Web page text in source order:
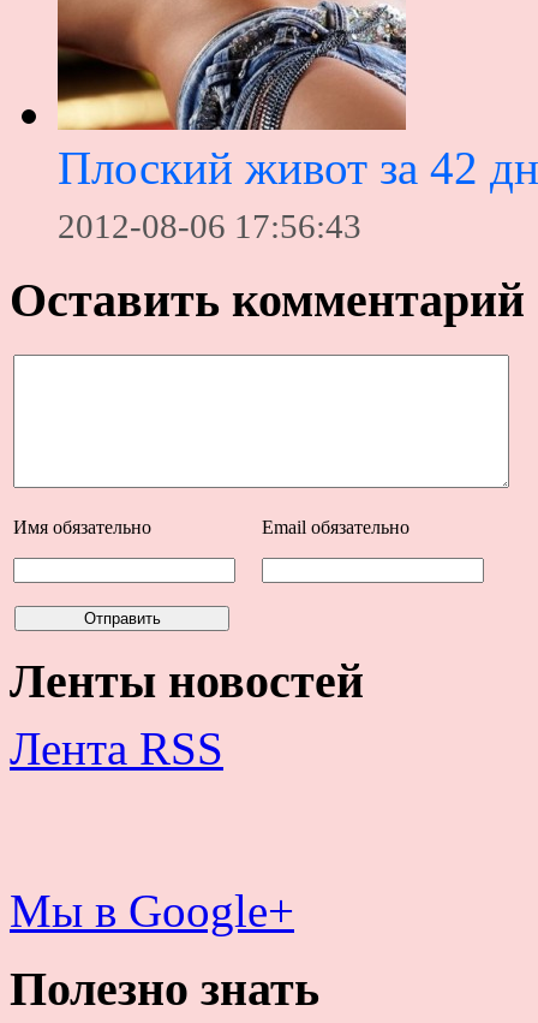
Плоский живот за 42
2012-08-06 17:56:43
Оставить комментарий
Имя обязательно Email обязательно
Ленты новостей
Лента RSS
Мы в Google+
Полезно знать